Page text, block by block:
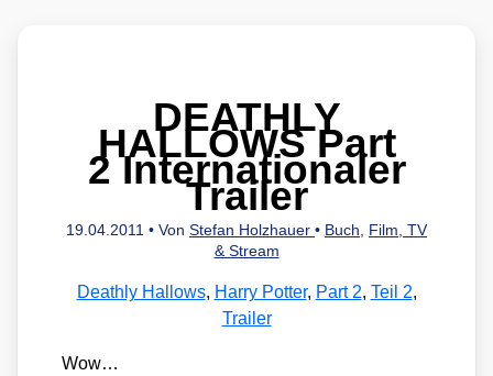
DEATHLY
HALLOWS Part
2 Internationaler
Trailer
19.04.2011 • Von Stefan Holzhauer • Buch, Film, TV
& Stream
Deathly Hallows, Harry Potter, Part 2, Teil 2,
Trailer
Wow…